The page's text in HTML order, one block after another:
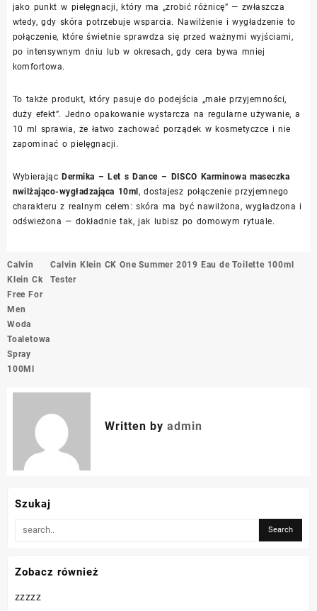
jako punkt w pielęgnacji, który ma „zrobić różnicę” — zwłaszcza
wtedy, gdy skóra potrzebuje wsparcia. Nawilżenie i wygładzenie to
połączenie, które świetnie sprawdza się przed ważnymi wyjściami,
po intensywnym dniu lub w okresach, gdy cera bywa mniej
komfortowa.
To także produkt, który pasuje do podejścia „małe przyjemności,
duży efekt”. Jedno opakowanie wystarcza na regularne używanie, a
10 ml sprawia, że łatwo zachować porządek w kosmetyczce i nie
zapominać o pielęgnacji.
WybierającDermika – Let s Dance – DISCO Karminowa maseczka
nwilżająco-wygładzająca 10ml, dostajesz połączenie przyjemnego
charakteru z realnym celem: skóra ma być nawilżona, wygładzona i
odświeżona — dokładnie tak, jak lubisz po domowym rytuale.
Nawigacja
wpisu
Calvin
Klein Ck
Free For
Men
Woda
Toaletowa
Spray
100Ml
Calvin Klein CK One Summer 2019 Eau de Toilette 100ml
Tester
Written by admin
Szukaj
Zobacz również
zzzzz